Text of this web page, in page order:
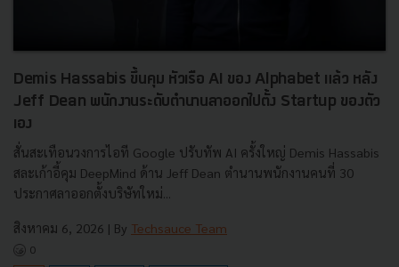
Demis Hassabis ขึ้นคุม หัวเรือ AI ของ Alphabet แล้ว หลัง
Jeff Dean พนักงานระดับตำนานลาออกไปตั้ง Startup ของตัว
เอง
สั่นสะเทือนวงการไอที Google ปรับทัพ AI ครั้งใหญ่ Demis Hassabis
สละเก้าอี้คุม DeepMind ด้าน Jeff Dean ตำนานพนักงานคนที่ 30
ประกาศลาออกตั้งบริษัทใหม่...
สิงหาคม 6, 2026 | By Techsauce Team
0